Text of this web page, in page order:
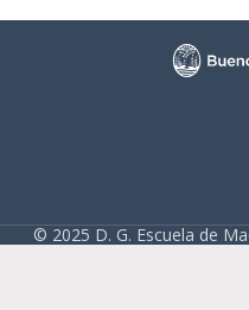
© 2025 D. G. Escuela de